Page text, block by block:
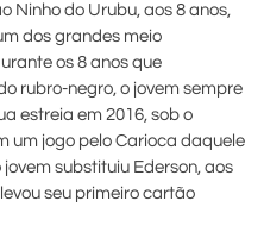
Ninho do Urubu, aos 8 anos,
dos grandes meio
os 8 anos que
rubro-negro, o jovem sempre
estreia em 2016, sob o
um jogo pelo Carioca daquele
substituiu Ederson, aos
seu primeiro cartão